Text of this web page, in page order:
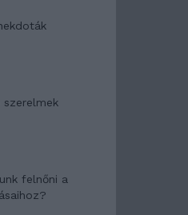
szerelmek
felnőni a